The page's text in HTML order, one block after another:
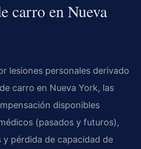
carro en Nueva
lesiones personales derivado
carro en Nueva York, las
disponibles
(pasados y futuros),
y pérdida de capacidad de